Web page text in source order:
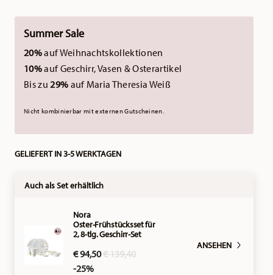
Summer Sale
20%auf Weihnachtskollektionen
10%auf Geschirr, Vasen & Osterartikel
Bis zu29% auf Maria Theresia Weiß
Nicht kombinierbar mit externen Gutscheinen.
GELIEFERT IN 3-5 WERKTAGEN
Auch als Set erhältlich
Nora
Oster-Frühstücksset für
2, 8-tlg. Geschirr-Set
€ 94,50Price reduced from
€ 139,40to
-25%
ANSEHEN